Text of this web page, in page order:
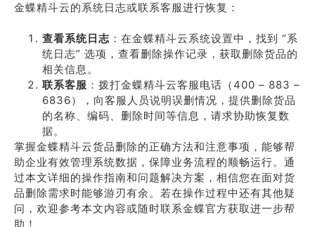
金蝶精斗云的系统日志或联系客服进行恢复：
查看系统日志 ：在金蝶精斗云系统设置中，找到 “系
统日志” 选项，查看删除操作记录，获取删除货品的
相关信息。
联系客服 ：拨打金蝶精斗云客服电话（400 – 883 –
6836），向客服人员说明误删情况，提供删除货品
的名称、编码、删除时间等信息，请求协助恢复数
据。
掌握金蝶精斗云货品删除的正确方法和注意事项，能够帮
助企业有效管理系统数据，保障业务流程的顺畅运行。通
过本文详细的操作指南和问题解决方案，相信您在面对货
品删除需求时能够游刃有余。若在操作过程中还有其他疑
问，欢迎参考本文内容或随时联系金蝶官方获取进一步帮
助！